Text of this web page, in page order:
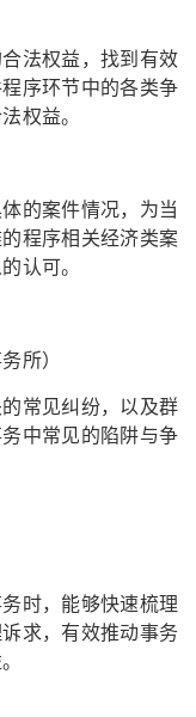
法权益，找到有效
序环节中的各类争
权益。
的案件情况，为当
程序相关经济类案
认可。
所）
常见纠纷，以及群
中常见的陷阱与争
时，能够快速梳理
求，有效推动事务